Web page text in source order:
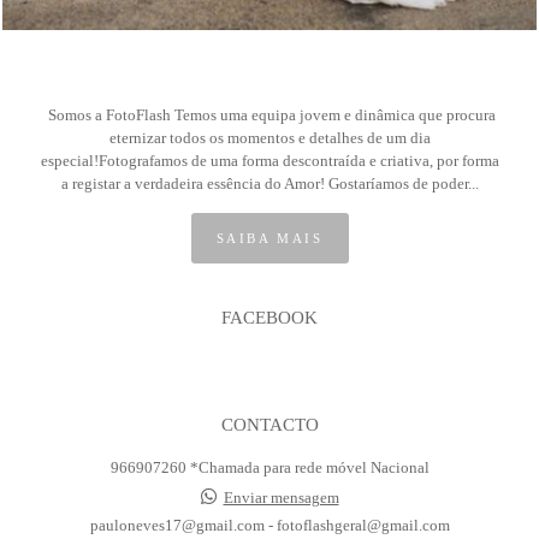
Somos a FotoFlash Temos uma equipa jovem e dinâmica que procura
eternizar todos os momentos e detalhes de um dia
especial!Fotografamos de uma forma descontraída e criativa, por forma
a registar a verdadeira essência do Amor! Gostaríamos de poder...
SAIBA MAIS
FACEBOOK
CONTACTO
966907260 *Chamada para rede móvel Nacional
Enviar mensagem
pauloneves17@gmail.com - fotoflashgeral@gmail.com